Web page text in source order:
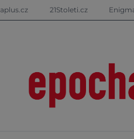
21Stoleti.cz